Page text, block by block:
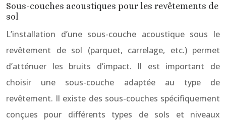
Sous-couches acoustiques pour les revêtements de
sol
L’installation d’une sous-couche acoustique sous le
revêtement de sol (parquet, carrelage, etc.) permet
d’atténuer les bruits d’impact. Il est important de
choisir une sous-couche adaptée au type de
revêtement. Il existe des sous-couches spécifiquement
conçues pour différents types de sols et niveaux